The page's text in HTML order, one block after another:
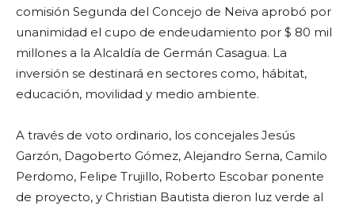
comisión Segunda del Concejo de Neiva aprobó por
unanimidad el cupo de endeudamiento por $ 80 mil
millones a la Alcaldía de Germán Casagua. La
inversión se destinará en sectores como, hábitat,
educación, movilidad y medio ambiente.
A través de voto ordinario, los concejales Jesús
Garzón, Dagoberto Gómez, Alejandro Serna, Camilo
Perdomo, Felipe Trujillo, Roberto Escobar ponente
de proyecto, y Christian Bautista dieron luz verde al